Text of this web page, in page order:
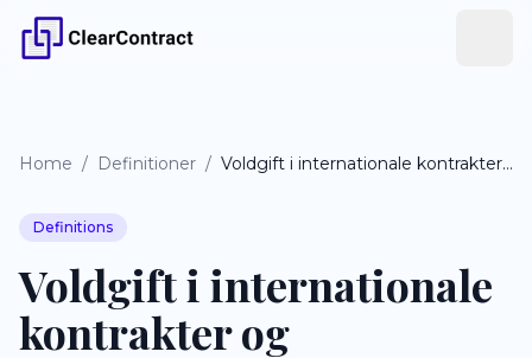
Home / Definitioner / Voldgift i internationale kontrakter og kontraktstyring
Definitions
Voldgift i internationale
kontrakter og